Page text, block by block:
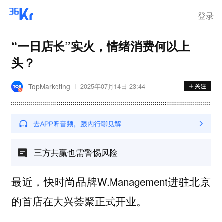
登录
“一日店长”实火，情绪消费何以上
头？
TopMarketing 2025年07月14日 23:44
三方共赢也需警惕风险
最近，快时尚品牌W.Management进驻北京
的首店在大兴荟聚正式开业。